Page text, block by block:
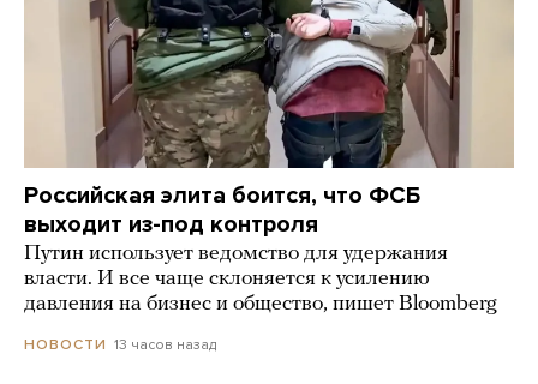
Российская элита боится, что ФСБ
выходит из-под контроля
Путин использует ведомство для удержания
власти. И все чаще склоняется к усилению
давления на бизнес и общество, пишет Bloomberg
НОВОСТИ 13 часов назад